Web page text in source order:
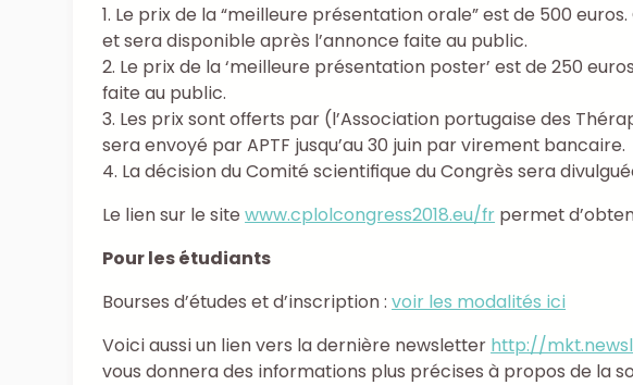
1. Le prix de la “meilleure présentation orale” est de 500
et sera disponible après l’annonce faite au public.
2. Le prix de la ‘meilleure présentation poster’ est de 250
faite au public.
3. Les prix sont offerts par (l’Association portugaise des
sera envoyé par APTF jusqu’au 30 juin par virement bancaire.
4. La décision du Comité scientifique du Congrès sera
Le lien sur le sitewww.cplolcongress2018.eu/fr permet
Pour les étudiants
Bourses d’études et d’inscription :voir les modalités ici
Voici aussi un lien vers la dernière newsletter http://
vous donnera des informations plus précises à propos de la